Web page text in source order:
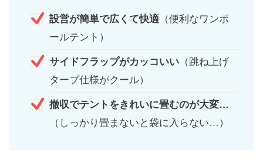
設営が簡単で広くて快適 （便利なワンポ
ールテント）
サイドフラップがカッコいい （跳ね上げ
タープ仕様がクール）
撤収でテントをきれいに畳むのが大変…
（しっかり畳まないと袋に入らない…）